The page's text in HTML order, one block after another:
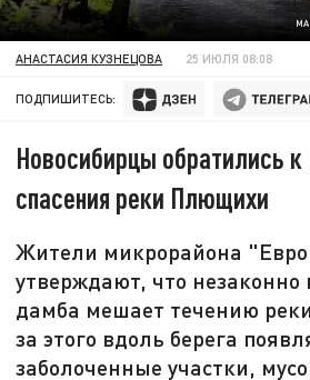
АНАСТАСИЯ КУЗНЕЦОВА 25 ИЮЛЯ 08:08
ПОДПИШИТЕСЬ:
Новосибирцы обратились к
спасения реки Плющихи
Жители микрорайона
утверждают, что незаконно
дамба мешает течению
за этого вдоль берега
заболоченные участки,